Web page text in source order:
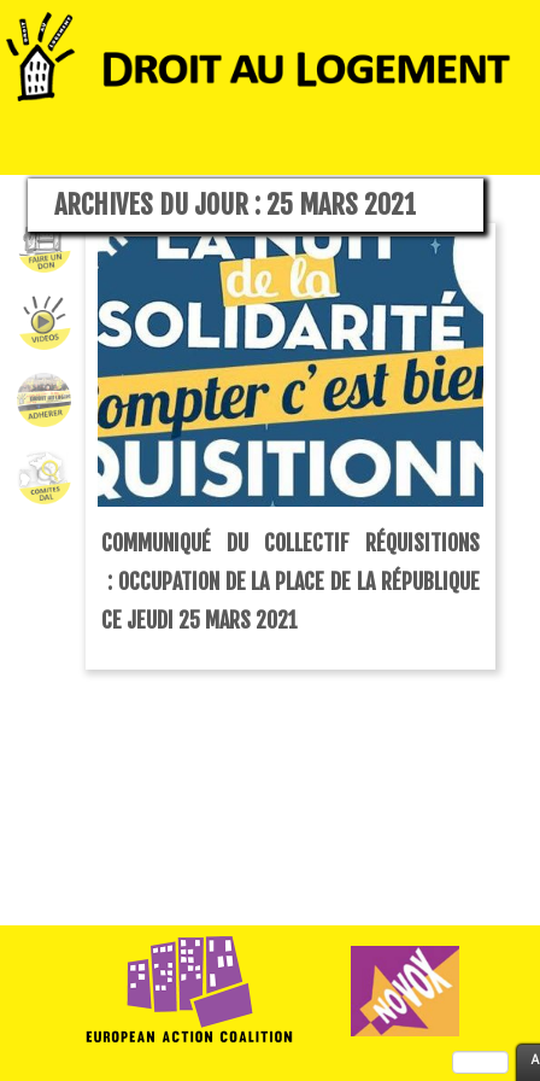
ARCHIVES DU JOUR : 25 MARS 2021
COMMUNIQUÉ DU COLLECTIF RÉQUISITIONS
: OCCUPATION DE LA PLACE DE LA RÉPUBLIQUE
CE JEUDI 25 MARS 2021
Rechercher :